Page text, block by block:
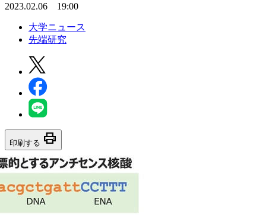
2023.02.06 19:00
大学ニュース
先端研究
印刷する print